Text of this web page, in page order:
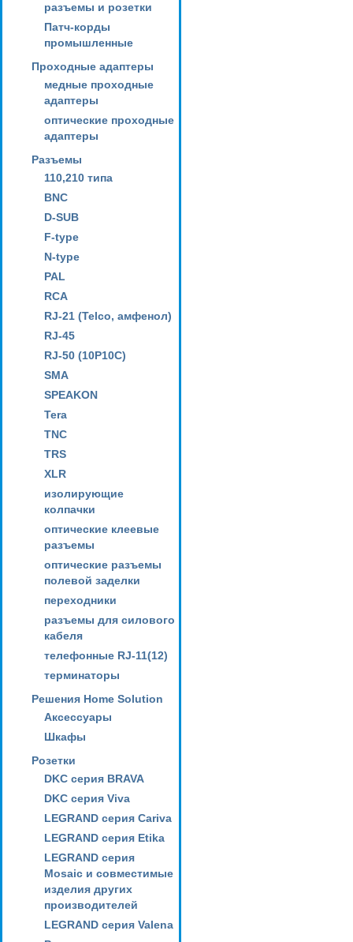
разъемы и розетки
Патч-корды
промышленные
Проходные адаптеры
медные проходные
адаптеры
оптические проходные
адаптеры
Разъемы
110,210 типа
BNC
D-SUB
F-type
N-type
PAL
RCA
RJ-21 (Telco, амфенол)
RJ-45
RJ-50 (10P10C)
SMA
SPEAKON
Tera
TNC
TRS
XLR
изолирующие
колпачки
оптические клеевые
разъемы
оптические разъемы
полевой заделки
переходники
разъемы для силового
кабеля
телефонные RJ-11(12)
терминаторы
Решения Home Solution
Аксессуары
Шкафы
Розетки
DKC серия BRAVA
DKC серия Viva
LEGRAND серия Cariva
LEGRAND серия Etika
LEGRAND серия
Mosaic и совместимые
изделия других
производителей
LEGRAND серия Valena